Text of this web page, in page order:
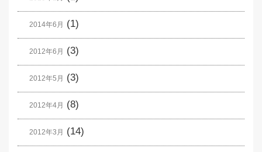
2014年6月 (1)
2012年6月 (3)
2012年5月 (3)
2012年4月 (8)
2012年3月 (14)